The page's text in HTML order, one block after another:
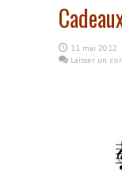
11 mai 2012
Laisser un